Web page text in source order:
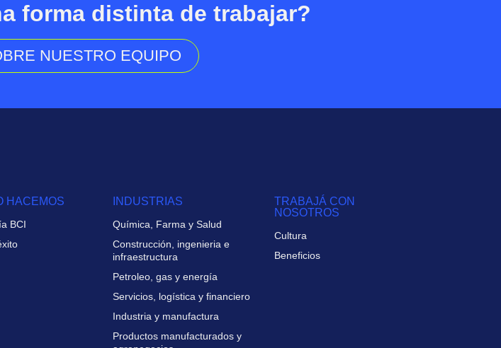
forma distinta de trabajar?
NUESTRO EQUIPO
HACEMOS
BCI
INDUSTRIAS
Química, Farma y Salud
Construcción, ingenieria e
infraestructura
Petroleo, gas y energía
Servicios, logística y financiero
Industria y manufactura
Productos manufacturados y
TRABAJÁ CON
NOSOTROS
Cultura
Beneficios